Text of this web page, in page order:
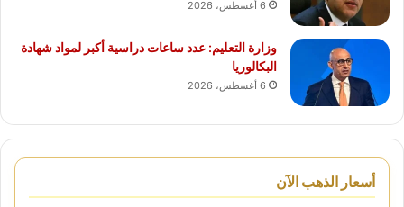
6 أغسطس، 2026
وزارة التعليم: عدد ساعات دراسية أكبر لمواد شهادة
البكالوريا
6 أغسطس، 2026
أسعار الذهب الآن